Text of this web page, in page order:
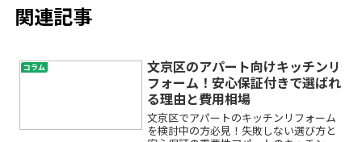
関連記事
コラム
文京区のアパート向けキッチンリ
フォーム！安心保証付きで選ばれ
る理由と費用相場
文京区でアパートのキッチンリフォーム
を検討中の方必見！失敗しない選び方と